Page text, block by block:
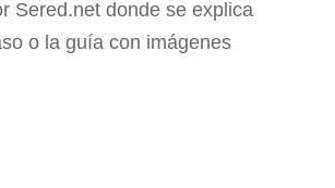
Sered.net donde se explica
o la guía con imágenes